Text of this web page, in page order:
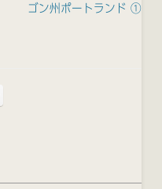
ゴン州ポートランド ①